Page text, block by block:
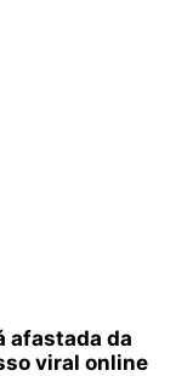
afastada da
viral online